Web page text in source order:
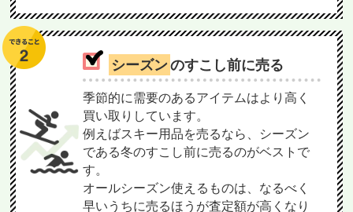
シーズンのすこし前に売る
季節的に需要のあるアイテムはより高く
買い取りしています。
例えばスキー用品を売るなら、シーズン
である冬のすこし前に売るのがベストで
す。
オールシーズン使えるものは、なるべく
早いうちに売るほうが査定額が高くなり